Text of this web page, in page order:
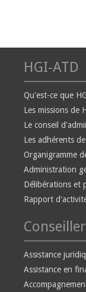
HGI-ATD
Qu'est-ce que
Les missions de
Le conseil
Les adhérents
Organigramme
Administration
Délibérations et
Rapport
Assistance
Assistance en